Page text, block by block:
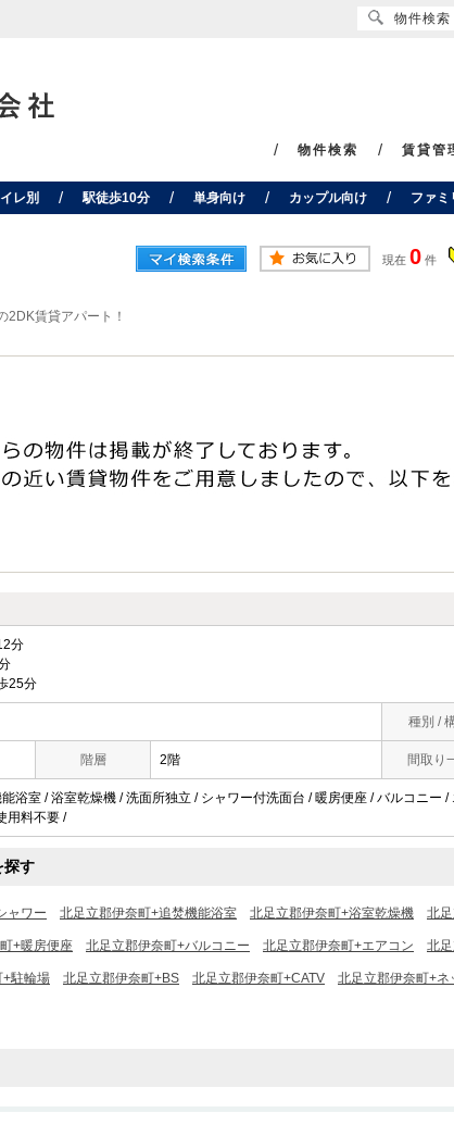
物件検索 賃貸管
レ別 駅徒歩10分 単身向け カップル向け ファミ
現在 0 件
2DK賃貸アパート！
分
25分
種別 /
階層 2階 間取り
浴室 / 浴室乾燥機 / 洗面所独立 / シャワー付洗面台 / 暖房便座 / バルコニー
用料不要 /
探す
ャワー 北足立郡伊奈町+追焚機能浴室 北足立郡伊奈町+浴室乾燥機 北
+暖房便座 北足立郡伊奈町+バルコニー 北足立郡伊奈町+エアコン 北
+駐輪場 北足立郡伊奈町+BS 北足立郡伊奈町+CATV 北足立郡伊奈町+ネ
物件検索